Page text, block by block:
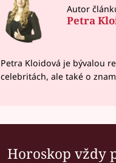
Autor
Petra
Petra Kloidová je bývalou
celebritách, ale také o
Horoskop vždy